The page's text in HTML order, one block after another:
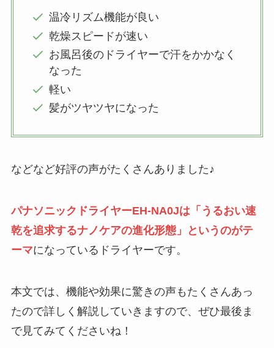
温冷リズム機能が良い
乾燥スピードが速い
お風呂後のドライヤーで汗をかかなく
なった
軽い
髪がツヤツヤになった
などなど好評の声がたくさんありました♪
パナソニックドライヤーEH-NA0Jは「うるおい速
乾を追求するナノケアの進化形態」というのがテ
ーマになっているドライヤーです。
本文では、機能や効果に驚きの声もたくさんあっ
たので詳しく解説していきますので、ぜひ最後ま
で見てみてくださいね！